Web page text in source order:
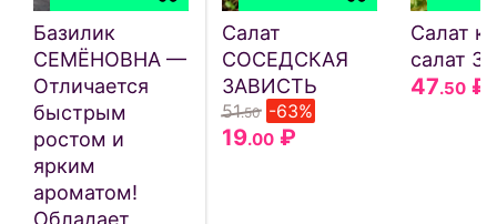
Базилик
СЕМЁНОВНА —
Отличается
быстрым
ростом и
ярким
ароматом!
Обладает
Салат
СОСЕДСКАЯ
ЗАВИСТЬ
51.50 -63%
19.00 ₽
Салат
салат
47.50 ₽